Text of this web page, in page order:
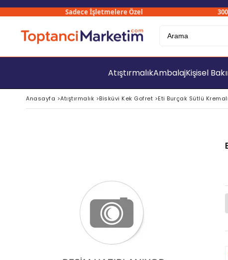
Sadece İşletmelere Özel
AtıştırmalıkAmbalajKişisel
Anasayfa >Atıştırmalık >Bisküvi Kek Gofret >Eti Burçak Sütlü